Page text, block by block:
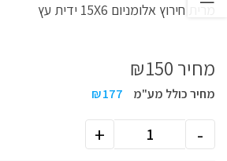
מרית חירוץ אלומניום 15X6 ידית עץ
מחיר ₪150
מחיר כולל מע"מ ₪177